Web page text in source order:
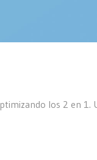
los 2 en 1.